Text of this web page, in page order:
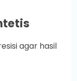
agar hasil